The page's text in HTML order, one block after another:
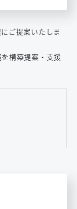
ご提案いたしま
構築提案・支援